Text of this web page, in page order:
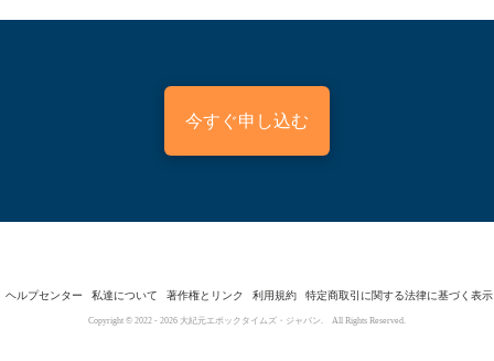
今すぐ申し込む
ヘルプセンター 私達について 著作権とリンク 利用規約 特定商取引に関する法律に基づく表示
Copyright © 2022 - 2026 大紀元エポックタイムズ・ジャパン. All Rights Reserved.